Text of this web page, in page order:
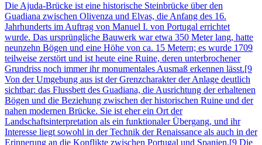
Die Ajuda-Brücke ist eine historische Steinbrücke über den
Guadiana zwischen Olivenza und Elvas, die Anfang des 16.
Jahrhunderts im Auftrag von Manuel I. von Portugal errichtet
wurde. Das ursprüngliche Bauwerk war etwa 350 Meter lang, hatte
neunzehn Bögen und eine Höhe von ca. 15 Metern; es wurde 1709
teilweise zerstört und ist heute eine Ruine, deren unterbrochener
Grundriss noch immer ihr monumentales Ausmaß erkennen lässt.[9
Von der Umgebung aus ist der Grenzcharakter der Anlage deutlich
sichtbar: das Flussbett des Guadiana, die Ausrichtung der erhaltenen
Bögen und die Beziehung zwischen der historischen Ruine und der
nahen modernen Brücke. Sie ist eher ein Ort der
Landschaftsinterpretation als ein funktionaler Übergang, und ihr
Interesse liegt sowohl in der Technik der Renaissance als auch in der
Erinnerung an die Konflikte zwischen Portugal und Spanien.[9 Die